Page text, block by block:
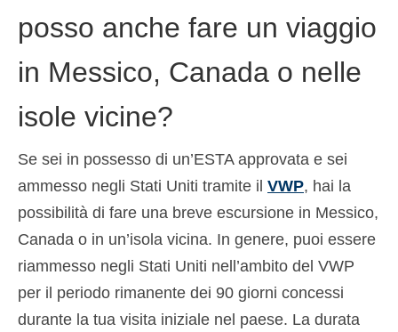
posso anche fare un viaggio
in Messico, Canada o nelle
isole vicine?
Se sei in possesso di un’ESTA approvata e sei
ammesso negli Stati Uniti tramite il VWP, hai la
possibilità di fare una breve escursione in Messico,
Canada o in un’isola vicina. In genere, puoi essere
riammesso negli Stati Uniti nell’ambito del VWP
per il periodo rimanente dei 90 giorni concessi
durante la tua visita iniziale nel paese. La durata